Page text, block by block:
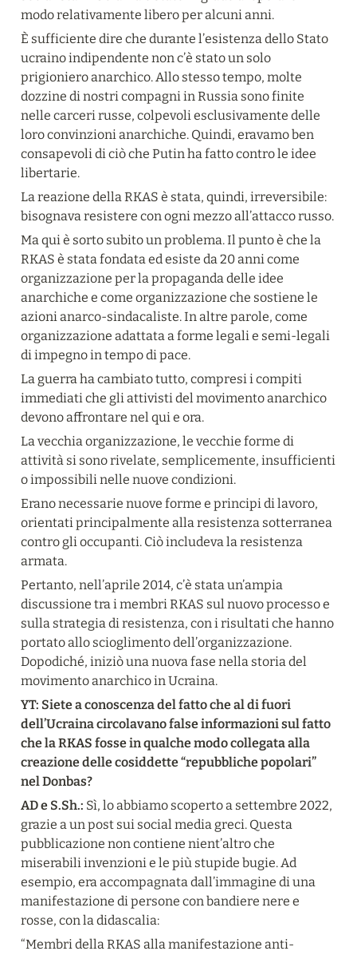
modo relativamente libero per alcuni anni.
È sufficiente dire che durante l’esistenza dello Stato
ucraino indipendente non c’è stato un solo
prigioniero anarchico. Allo stesso tempo, molte
dozzine di nostri compagni in Russia sono finite
nelle carceri russe, colpevoli esclusivamente delle
loro convinzioni anarchiche. Quindi, eravamo ben
consapevoli di ciò che Putin ha fatto contro le idee
libertarie.
La reazione della RKAS è stata, quindi, irreversibile:
bisognava resistere con ogni mezzo all’attacco russo.
Ma qui è sorto subito un problema. Il punto è che la
RKAS è stata fondata ed esiste da 20 anni come
organizzazione per la propaganda delle idee
anarchiche e come organizzazione che sostiene le
azioni anarco-sindacaliste. In altre parole, come
organizzazione adattata a forme legali e semi-legali
di impegno in tempo di pace.
La guerra ha cambiato tutto, compresi i compiti
immediati che gli attivisti del movimento anarchico
devono affrontare nel qui e ora.
La vecchia organizzazione, le vecchie forme di
attività si sono rivelate, semplicemente, insufficienti
o impossibili nelle nuove condizioni.
Erano necessarie nuove forme e principi di lavoro,
orientati principalmente alla resistenza sotterranea
contro gli occupanti. Ciò includeva la resistenza
armata.
Pertanto, nell’aprile 2014, c’è stata un’ampia
discussione tra i membri RKAS sul nuovo processo e
sulla strategia di resistenza, con i risultati che hanno
portato allo scioglimento dell’organizzazione.
Dopodiché, iniziò una nuova fase nella storia del
movimento anarchico in Ucraina.
YT: Siete a conoscenza del fatto che al di fuori
dell’Ucraina circolavano false informazioni sul fatto
che la RKAS fosse in qualche modo collegata alla
creazione delle cosiddette “repubbliche popolari”
nel Donbas?
AD e S.Sh.: Sì, lo abbiamo scoperto a settembre 2022,
grazie a un post sui social media greci. Questa
pubblicazione non contiene nient’altro che
miserabili invenzioni e le più stupide bugie. Ad
esempio, era accompagnata dall’immagine di una
manifestazione di persone con bandiere nere e
rosse, con la didascalia:
“Membri della RKAS alla manifestazione anti-